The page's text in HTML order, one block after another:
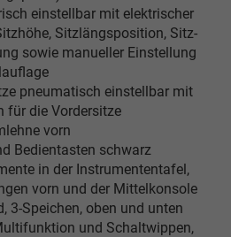
einstellbar mit elektrischer
Sitzlängsposition, Sitz-
sowie manueller Einstellung
pneumatisch einstellbar mit
für die Vordersitze
vorn
Bedientasten schwarz
in der Instrumententafel,
vorn und der Mittelkonsole
3-Speichen, oben und unten
und Schaltwippen,